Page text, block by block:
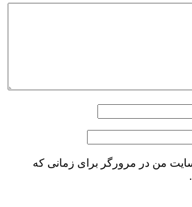
من در مرورگر برای زمانی که